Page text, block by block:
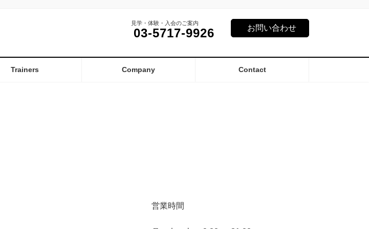
見学・体験・入会のご案内
03-5717-9926 お問い合わせ
Trainers Company Contact
営業時間